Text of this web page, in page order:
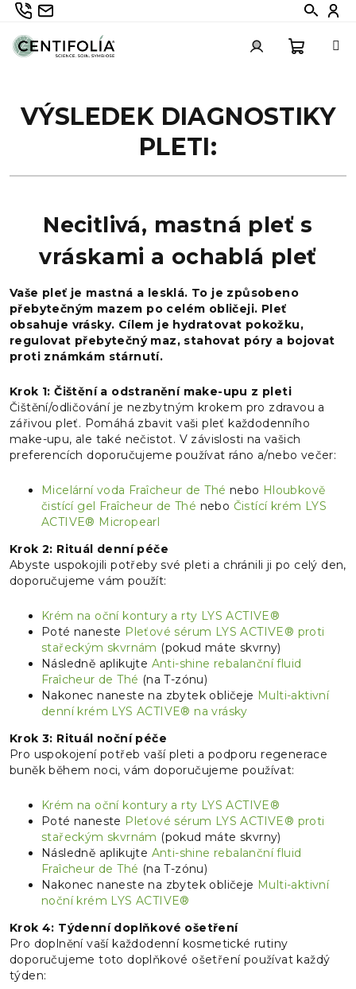
Přejít
obsah
735 336 882
info@centifolia.cz Hledat
košík
VÝSLEDEK DIAGNOSTIKY
PLETI:
Necitlivá, mastná pleť s
vráskami a ochablá pleť
Vaše pleť je mastná a lesklá. To je způsobeno
přebytečným mazem po celém obličeji. Pleť
obsahuje vrásky. Cílem je hydratovat pokožku,
regulovat přebytečný maz, stahovat póry a bojovat
proti známkám stárnutí.
Krok 1: Čištění a odstranění make-upu z pleti
Čištění/odličování je nezbytným krokem pro zdravou a
zářivou pleť. Pomáhá zbavit vaši pleť každodenního
make-upu, ale také nečistot. V závislosti na vašich
preferencích doporučujeme používat ráno a/nebo večer:
Micelární voda Fraîcheur de Thé nebo Hloubkově
čistící gel Fraîcheur de Thé nebo Čistící krém LYS
ACTIVE® Micropearl
Krok 2: Rituál denní péče
Abyste uspokojili potřeby své pleti a chránili ji po celý den,
doporučujeme vám použít:
Krém na oční kontury a rty LYS ACTIVE®
Poté naneste Pleťové sérum LYS ACTIVE® proti
stařeckým skvrnám (pokud máte skvrny)
Následně aplikujte Anti-shine rebalanční fluid
Fraîcheur de Thé (na T-zónu)
Nakonec naneste na zbytek obličeje Multi-aktivní
denní krém LYS ACTIVE® na vrásky
Krok 3: Rituál noční péče
Pro uspokojení potřeb vaší pleti a podporu regenerace
buněk během noci, vám doporučujeme používat:
Krém na oční kontury a rty LYS ACTIVE®
Poté naneste Pleťové sérum LYS ACTIVE® proti
stařeckým skvrnám (pokud máte skvrny)
Následně aplikujte Anti-shine rebalanční fluid
Fraîcheur de Thé (na T-zónu)
Nakonec naneste na zbytek obličeje Multi-aktivní
noční krém LYS ACTIVE®
Krok 4: Týdenní doplňkové ošetření
Pro doplnění vaší každodenní kosmetické rutiny
doporučujeme toto doplňkové ošetření používat každý
týden: